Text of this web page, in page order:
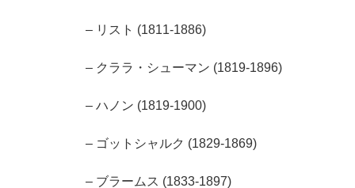
– リスト (1811-1886)
– クララ・シューマン (1819-1896)
– ハノン (1819-1900)
– ゴットシャルク (1829-1869)
– ブラームス (1833-1897)